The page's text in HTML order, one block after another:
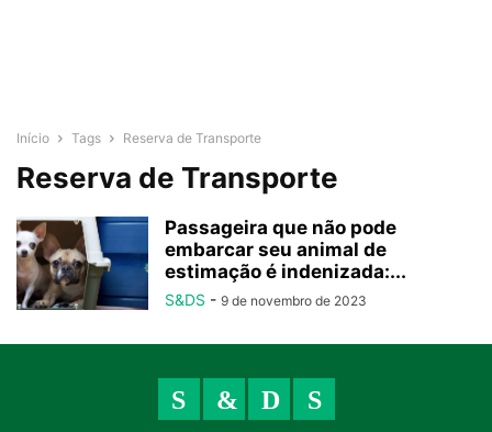
Início Tags Reserva de Transporte
Reserva de Transporte
Passageira que não pode
embarcar seu animal de
estimação é indenizada:...
S&DS - 9 de novembro de 2023